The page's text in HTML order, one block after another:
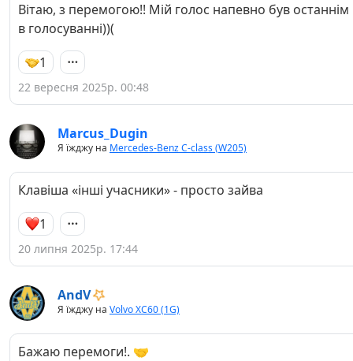
Вітаю, з перемогою!! Мій голос напевно був останнім
в голосуванні))(
1
22 вересня 2025р. 00:48
Marcus_Dugin
Я їжджу на Mercedes-Benz C-class (W205)
Клавіша «інші учасники» - просто зайва
1
20 липня 2025р. 17:44
AndV
Я їжджу на Volvo XC60 (1G)
Бажаю перемоги!. 🤝